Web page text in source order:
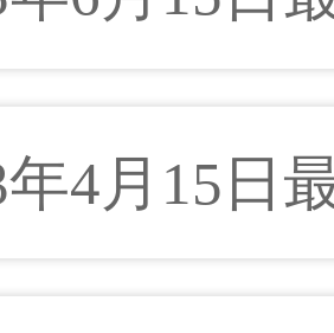
年4月15日